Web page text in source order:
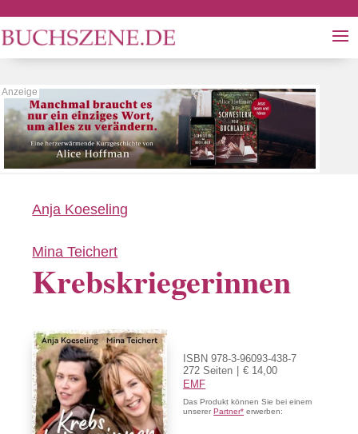
Anja Koeseling
Mina Teichert
Krebskriegerinnen
ISBN 978-3-96093-438-7
272 Seiten
€ 14,00
EMF
Das Produkt können Sie bei einem
unsererPartner* erwerben: